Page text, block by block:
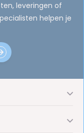
leveringen of
helpen je